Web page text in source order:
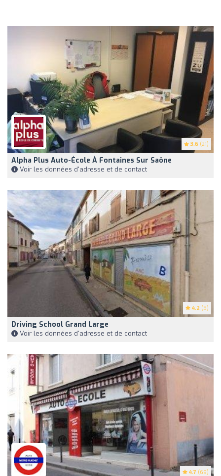
3.6 (21)
Alpha Plus Auto-École À Fontaines Sur Saône
Voir les données d'adresse et de contact
4.2 (5)
Driving School Grand Large
Voir les données d'adresse et de contact
4.7 (69)